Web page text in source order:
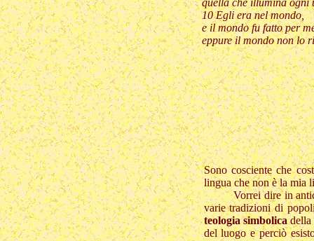
quella che illumina ogni
10 Egli era nel mondo,
e il mondo fu fatto per
eppure il mondo non lo
Sono cosciente che
lingua che non è la mia
Vorrei dire in anticipo
varie tradizioni di
teologia simbolicadella
del luogo e perciò